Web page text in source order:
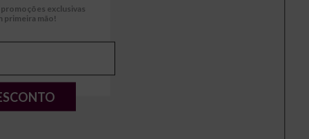
exclusivas
primeira mão!